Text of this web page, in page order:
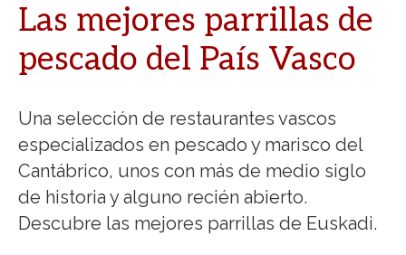
Las mejores parrillas de
pescado del País Vasco
Una selección de restaurantes vascos
especializados en pescado y marisco del
Cantábrico, unos con más de medio siglo
de historia y alguno recién abierto.
Descubre las mejores parrillas de Euskadi.